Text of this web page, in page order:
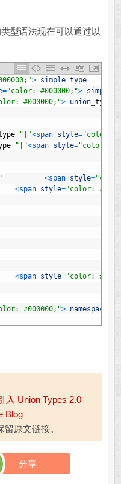
型语法现在可以通过以
> simple_type
="color: #000000;">
#000000;"> union_ type
"|"<span style="color:
"|"<span style="color:
<span style=
<span style="color:
<span style="color:
#000000;"> namespaced
入 Union Types 2.0
Blog
原文链接。
分享